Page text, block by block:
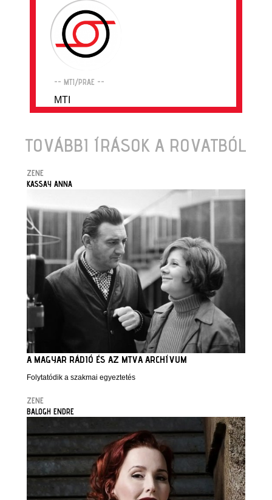
-- MTI/PRAE --
MTI
TOVÁBBI ÍRÁSOK A ROVATBÓL
ZENE
KASSAY ANNA
A MAGYAR RÁDIÓ ÉS AZ MTVA ARCHÍVUM
Folytatódik a szakmai egyeztetés
ZENE
BALOGH ENDRE